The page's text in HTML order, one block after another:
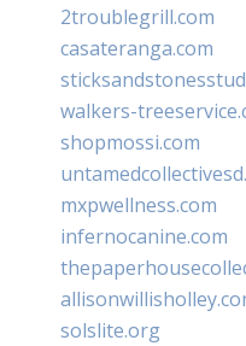
2troublegrill.com
casateranga.com
walkers-
shopmossi.com
mxpwellness.com
infernocanine.com
solslite.org